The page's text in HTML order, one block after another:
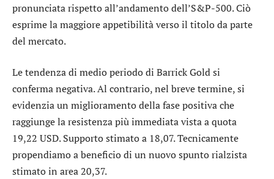
pronunciata rispetto all’andamento dell’S&P-500. Ciò
esprime la maggiore appetibilità verso il titolo da parte
del mercato.
Le tendenza di medio periodo di Barrick Goldsi
conferma negativa. Al contrario, nel breve termine, si
evidenzia un miglioramento della fase positiva che
raggiunge la resistenza più immediata vista a quota
19,22 USD. Supporto stimato a 18,07. Tecnicamente
propendiamo a beneficio di un nuovo spunto rialzista
stimato in area 20,37.